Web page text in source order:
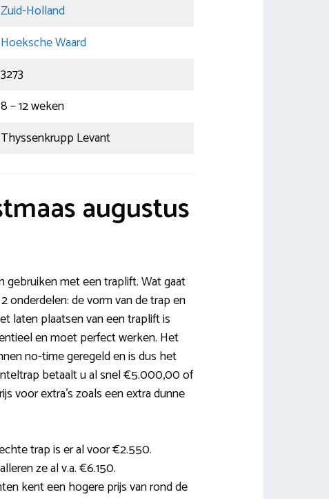
Zuid-Holland
Hoeksche Waard
3273
8 – 12 weken
Thyssenkrupp Levant
augustus
met een traplift. Wat gaat
de vorm van de trap en
laten plaatsen van een traplift is
en moet perfect werken. Het
no-time geregeld en is dus het
betaalt u al snel €5.000,00 of
voor extra’s zoals een extra dunne
trap is er al voor €2.550.
ze al v.a. €6.150.
kent een hogere prijs van rond de